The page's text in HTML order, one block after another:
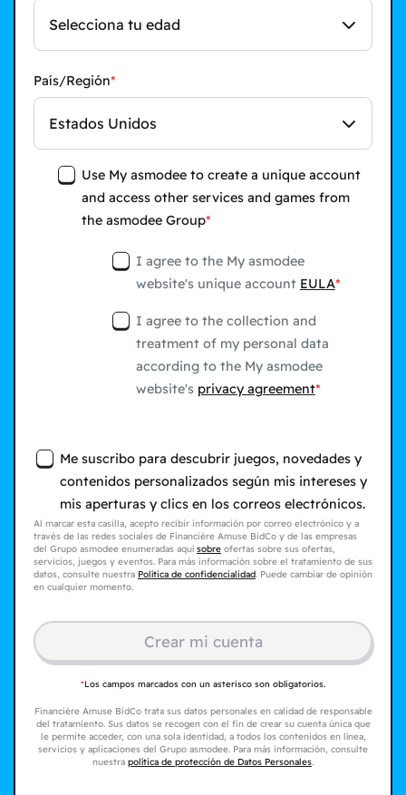
Selecciona tu edad
País/Región
Estados Unidos
Use My asmodee to create a unique account
and access other services and games from
the asmodee Group
I agree to the My asmodee
website's unique account EULA
I agree to the collection and
treatment of my personal data
according to the My asmodee
website's privacy agreement
Me suscribo para descubrir juegos, novedades y
contenidos personalizados según mis intereses y
mis aperturas y clics en los correos electrónicos.
Al marcar esta casilla, acepto recibir información por correo electrónico y a
través de las redes sociales de Financière Amuse BidCo y de las empresas
del Grupo asmodee enumeradas aquí sobre ofertas sobre sus ofertas,
servicios, juegos y eventos. Para más información sobre el tratamiento de sus
datos, consulte nuestra Política de confidencialidad. Puede cambiar de opinión
en cualquier momento.
Crear mi cuenta
*Los campos marcados con un asterisco son obligatorios.
Financière Amuse BidCo trata sus datos personales en calidad de responsable
del tratamiento. Sus datos se recogen con el fin de crear su cuenta única que
le permite acceder, con una sola identidad, a todos los contenidos en línea,
servicios y aplicaciones del Grupo asmodee. Para más información, consulte
nuestra política de protección de Datos Personales.